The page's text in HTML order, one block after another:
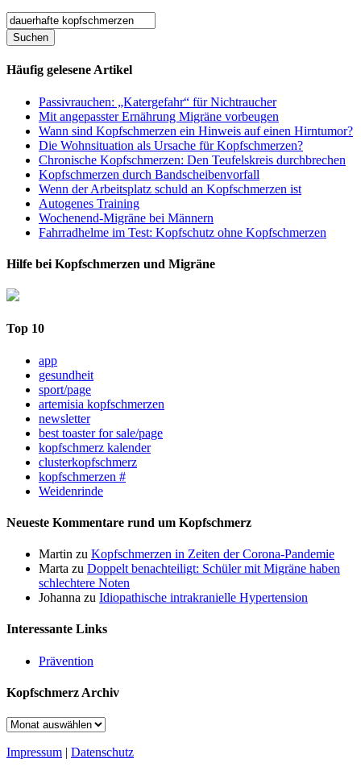
Häufig gelesene Artikel
Passivrauchen: „Katergefahr“ für Nichtraucher
Mit angepasster Ernährung Migräne vorbeugen
Wann sind Kopfschmerzen ein Hinweis auf einen Hirntumor?
Die Wohnsituation als Ursache für Kopfschmerzen?
Chronische Kopfschmerzen: Den Teufelskreis durchbrechen
Kopfschmerzen durch Bandscheibenvorfall
Wenn der Arbeitsplatz schuld an Kopfschmerzen ist
Autogenes Training
Wochenend-Migräne bei Männern
Fahrradhelme im Test: Kopfschutz ohne Kopfschmerzen
Hilfe bei Kopfschmerzen und Migräne
Top 10
app
gesundheit
sport/page
artemisia kopfschmerzen
newsletter
best toaster for sale/page
kopfschmerz kalender
clusterkopfschmerz
kopfschmerzen #
Weidenrinde
Neueste Kommentare rund um Kopfschmerz
Martin zu Kopfschmerzen in Zeiten der Corona-Pandemie
Marta zu Doppelt benachteiligt: Schüler mit Migräne haben
schlechtere Noten
Johanna zu Idiopathische intrakranielle Hypertension
Interessante Links
Prävention
Kopfschmerz Archiv
Kopfschmerz
Impressum | Datenschutz